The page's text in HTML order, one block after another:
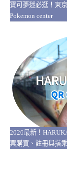
寶可夢迷必逛！東
Pokemon center
2026最新！
票購買、註冊與搭